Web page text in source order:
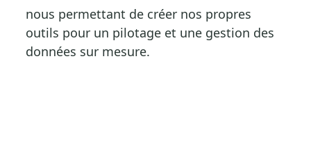
nous permettant de créer nos propres
outils pour un pilotage et une gestion des
données sur mesure.